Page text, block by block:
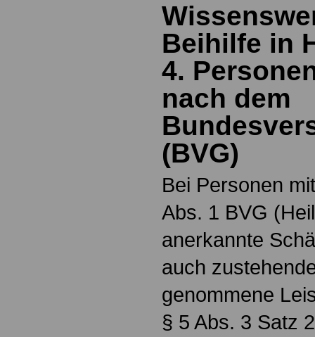
Beihilfe in
4.
nach dem
(BVG)
Bei Personen
Abs. 1 BVG
anerkannte
auch
genommene
§ 5 Abs. 3 Satz